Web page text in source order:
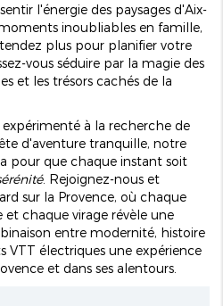
l'énergie des paysages d'Aix-
inoubliables en famille,
plus pour planifier votre
vous séduire par la magie des
et les trésors cachés de la
à la recherche de
d'aventure tranquille, notre
pour que chaque instant soit
. Rejoignez-nous et
sur la Provence, où chaque
chaque virage révèle une
entre modernité, histoire
VTT électriques une expérience
et dans ses alentours.